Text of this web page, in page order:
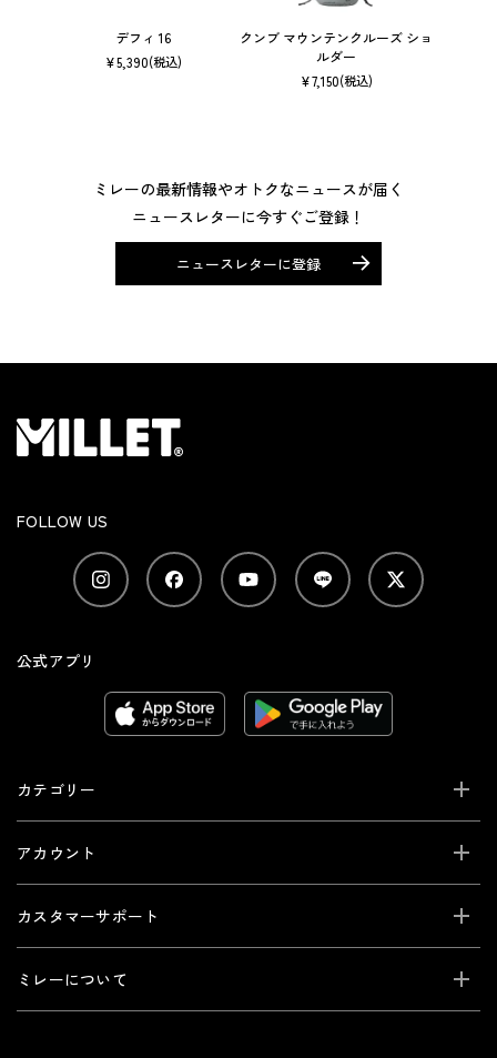
デフィ 16
¥5,390(税込)
クンブ マウンテンクルーズ ショ
ルダー
¥7,150(税込)
ミレーの最新情報やオトクなニュースが届く
ニュースレターに今すぐご登録！
ニュースレターに登録
FOLLOW US
公式アプリ
カテゴリー
アカウント
カスタマーサポート
ミレーについて